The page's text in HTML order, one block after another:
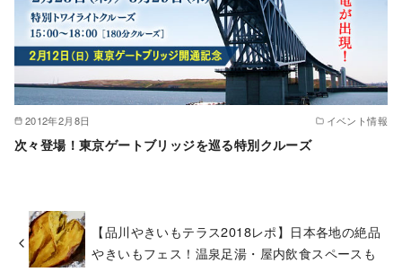
2012年2月8日 イベント情報
次々登場！東京ゲートブリッジを巡る特別クルーズ
【品川やきいもテラス2018レポ】日本各地の絶品
やきいもフェス！温泉足湯・屋内飲食スペースも